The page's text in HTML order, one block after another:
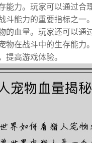
能力。玩家可以通过合
斗能力的重要指标之一
的血量。玩家还可以通
物在战斗中的生存能力
提高游戏体验。